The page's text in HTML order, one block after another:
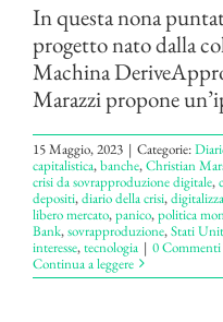
In questa nona
progetto nato dalla
Machina
Marazzi propone
15 Maggio, 2023 | Categorie:
capitalistica,banche,Christian
crisi da sovrapproduzione digitale,
depositi,diario della crisi,
libero mercato,panico,politica
Bank,sovrapproduzione,Stati
interesse,tecnologia | 0 Commenti
Continua a leggere